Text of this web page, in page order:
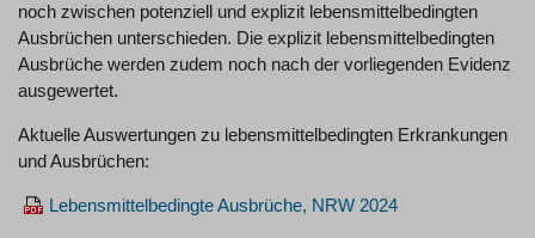
noch zwischen potenziell und explizit lebensmittelbedingten
Ausbrüchen unterschieden. Die explizit lebensmittelbedingten
Ausbrüche werden zudem noch nach der vorliegenden Evidenz
ausgewertet.
Aktuelle Auswertungen zu lebensmittelbedingten Erkrankungen
und Ausbrüchen:
Lebensmittelbedingte Ausbrüche, NRW 2024